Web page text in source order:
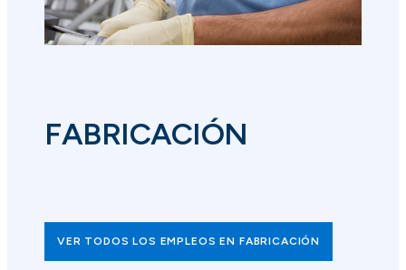
FABRICACIÓN
VER TODOS LOS EMPLEOS EN FABRICACIÓN